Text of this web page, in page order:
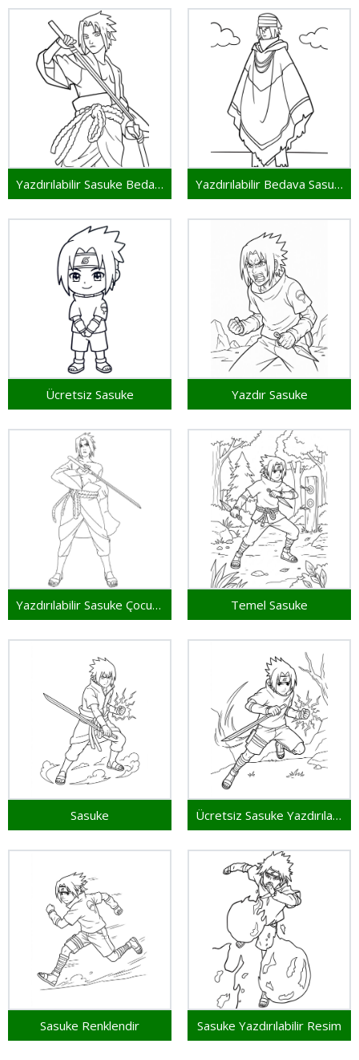
Yazdırılabilir Sasuke Bedava Yazdırılabilir Bedava Sasuke
Ücretsiz Sasuke Yazdır Sasuke
Yazdırılabilir Sasuke Çocuklar İçin Temel Sasuke
Sasuke Ücretsiz Sasuke Yazdırılabilir
Sasuke Renklendir Sasuke Yazdırılabilir Resim